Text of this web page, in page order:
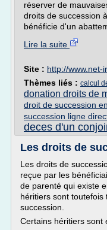
réserver de
droits de succession
bénéficie d'un
Lire la suite
Site : http://www.net-
Thèmes liés : calcul
donation droits de
droit de succession
succession ligne
deces d'un
Les droits de
Les droits de
reçue par les
de parenté qui existe
héritiers sont
succession.
Certains héritiers sont